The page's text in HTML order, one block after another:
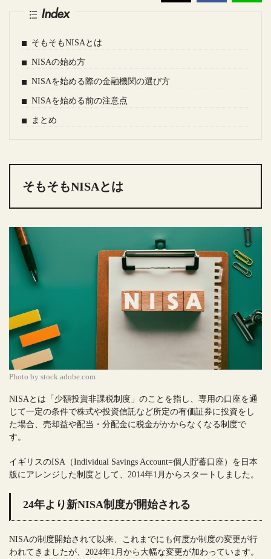
Index
そもそもNISAとは
NISAの始め方
NISAを始める際の金融機関の選び方
NISAを始める前の注意点
まとめ
そもそもNISAとは
Photo by stock.adobe.com
NISAとは「少額投資非課税制度」のことを指し、専用の口座を通
じて一定の条件で株式や投資信託など所定の有価証券に投資をし
た場合、売却益や配当・分配金に税金がかからなくなる制度で
す。
イギリスのISA（Individual Savings Account=個人貯蓄口座）を日本
版にアレンジした制度として、2014年1月からスタートしました。
24年より新NISA制度が開始される
NISAの制度開始されて以来、これまでにも何度か制度の変更が行
われてきましたが、2024年1月から大幅な変更が加わっています。